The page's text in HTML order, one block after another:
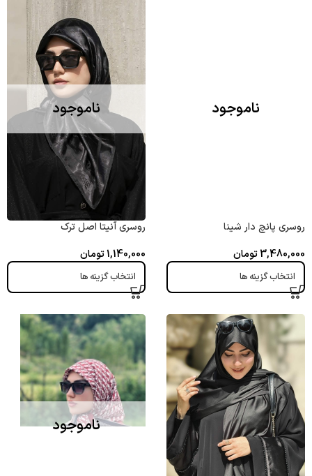
ناموجود
روسری پانچ دار شینا
3,480,000تومان
انتخاب گزینه ها
ناموجود
روسری آنیتا اصل ترک
1,140,000تومان
انتخاب گزینه ها
ناموجود